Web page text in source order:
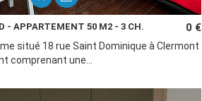
- APPARTEMENT 50 M2 - 3 CH. 0 €
situé 18 rue Saint Dominique à Clermont
comprenant une...